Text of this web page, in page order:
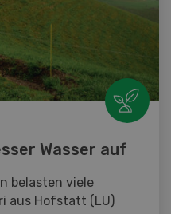
Wasser auf
belasten viele
aus Hofstatt (LU)